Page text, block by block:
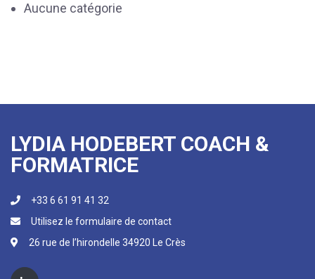
Aucune catégorie
LYDIA HODEBERT COACH &
FORMATRICE
+33 6 61 91 41 32
Utilisez le formulaire de contact
26 rue de l’hirondelle 34920 Le Crès